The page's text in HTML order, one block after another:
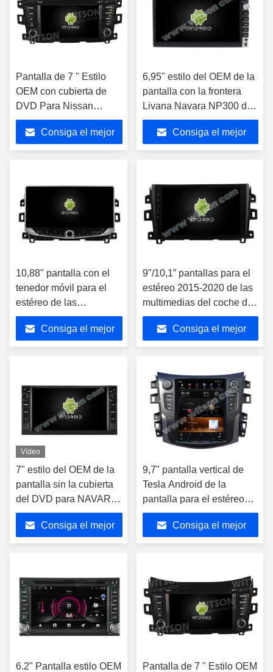
Pantalla de 7 " Estilo
OEM con cubierta de
DVD Para Nissan
Navara Frontier NP300
2015-2017 Android Car
Stereo
Consiga el mejor
6,95" estilo del OEM de la
pantalla con la frontera
Livana Navara NP300 de
DeckFor NISSAN Qashqai
Tiida Paladin del DVD
Consiga el mejor
10,88" pantalla con el
tenedor móvil para el
estéreo de las
multimedias de la
frontera NP300 2015-
2017 de Nissan Navara
Consiga el mejor
9"/10,1” pantallas para el
estéreo 2015-2020 de las
multimedias del coche de
la frontera NP300 de
Nissan Navara
Consiga el mejor
Vídeo
7" estilo del OEM de la
pantalla sin la cubierta
del DVD para NAVARA
NP300 2016-2018
JUKE (Qashqai) 2010-
2018 bajo 2013 JUKE
Consiga el mejor
9,7" pantalla vertical de
Tesla Android de la
pantalla para el estéreo
2017-2022 del coche de
Nissan Navara Terra
NP300
Consiga el mejor
6.2" Pantalla estilo OEM
Pantalla de 7 " Estilo OEM